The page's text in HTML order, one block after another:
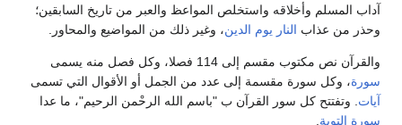
آداب المسلم وأخلاقه واستخلص المواعظ والعبر من تاريخ السابقين؛
وحذر من عذاب النار يوم الدين، وغير ذلك من المواضيع والمحاور.
والقرآن نص مكتوب مقسم إلى 114 فصلا، وكل فصل منه يسمى
سورة، وكل سورة مقسمة إلى عدد من الجمل أو الأقوال التي تسمى
آيات . وتفتتح كل سور القرآن ب "باسم الله الرحْمن الرحيم"، ما عدا
سورة التوبة